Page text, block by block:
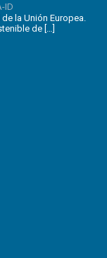
ID
la Unión Europea.
de […]